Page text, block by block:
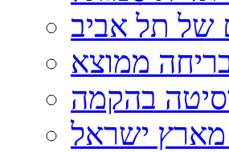
של תל אביב
ממוצא
בהקמה
מארץ ישראל